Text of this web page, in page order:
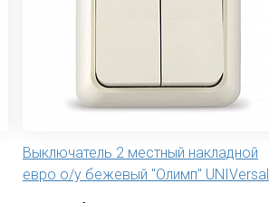
Выключатель 2 местный накладной
евро о/у бежевый "Олимп" UNIVersal